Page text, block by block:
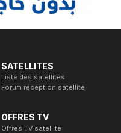
SATELLITES
Liste des satellites
Forum réception satellite
OFFRES TV
Offres TV satellite